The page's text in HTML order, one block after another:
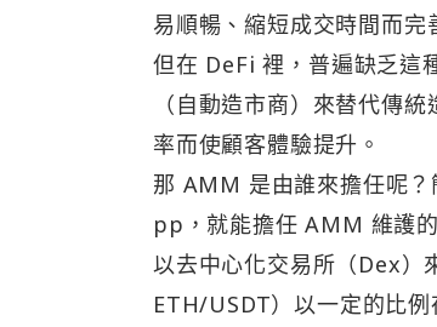
易順暢、縮短成交時間而完
但在 DeFi 裡，普遍缺乏這
（自動造市商）來替代傳
率而使顧客體驗提升。
那 AMM 是由誰來擔任呢
pp，就能擔任 AMM 維護
以去中心化交易所（Dex）
ETH/USDT）以一定的比